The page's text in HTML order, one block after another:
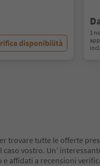
disponibilità
1
incl.
trovare tutte le offerte
vostro. Un’
affidati a recensioni